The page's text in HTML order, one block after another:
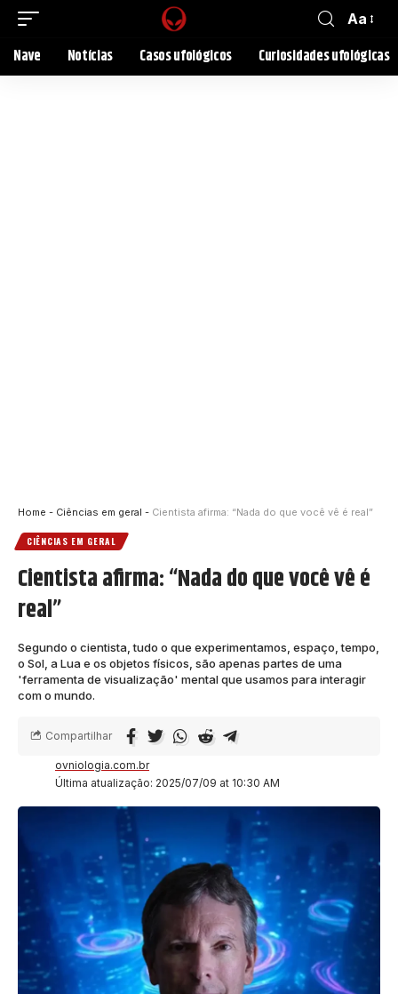
Aa
Nave Notícias Casos ufológicos Curiosidades ufológicas
Home - Ciências em geral - Cientista afirma: “Nada do que você vê é real”
CIÊNCIAS EM GERAL
Cientista afirma: “Nada do que você vê é
real”
Segundo o cientista, tudo o que experimentamos, espaço, tempo,
o Sol, a Lua e os objetos físicos, são apenas partes de uma
'ferramenta de visualização' mental que usamos para interagir
com o mundo.
Última atualização: 2025/07/09 at 10:30 AM
ovniologia.com.br
Compartilhar